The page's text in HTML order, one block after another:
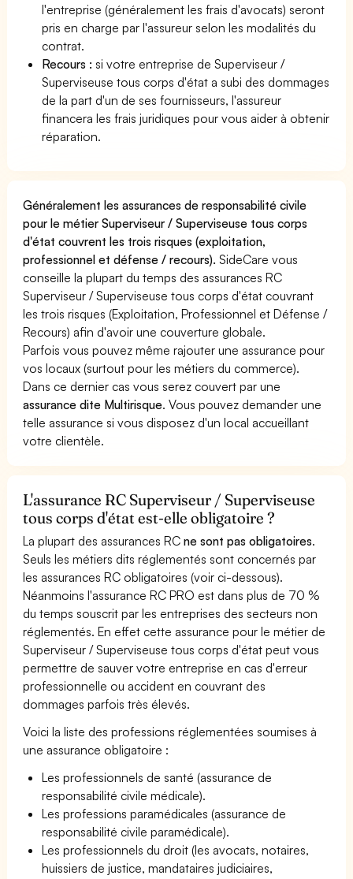
l'entreprise (généralement les frais d'avocats) seront
pris en charge par l'assureur selon les modalités du
contrat.
Recours : si votre entreprise de Superviseur /
Superviseuse tous corps d'état a subi des dommages
de la part d'un de ses fournisseurs, l'assureur
financera les frais juridiques pour vous aider à obtenir
réparation.
Généralement les assurances de responsabilité civile
pour le métier Superviseur / Superviseuse tous corps
d'état couvrent les trois risques (exploitation,
professionnel et défense / recours). SideCare vous
conseille la plupart du temps des assurances RC
Superviseur / Superviseuse tous corps d'état couvrant
les trois risques (Exploitation, Professionnel et Défense /
Recours) afin d'avoir une couverture globale.
Parfois vous pouvez même rajouter une assurance pour
vos locaux (surtout pour les métiers du commerce).
Dans ce dernier cas vous serez couvert par une
assurance dite Multirisque. Vous pouvez demander une
telle assurance si vous disposez d'un local accueillant
votre clientèle.
L'assurance RC Superviseur / Superviseuse
tous corps d'état est-elle obligatoire ?
La plupart des assurances RCne sont pas obligatoires.
Seuls les métiers dits réglementés sont concernés par
les assurances RC obligatoires (voir ci-dessous).
Néanmoins l'assurance RC PRO est dans plus de 70 %
du temps souscrit par les entreprises des secteurs non
réglementés. En effet cette assurance pour le métier de
Superviseur / Superviseuse tous corps d'état peut vous
permettre de sauver votre entreprise en cas d'erreur
professionnelle ou accident en couvrant des
dommages parfois très élevés.
Voici la liste des professions réglementées soumises à
une assurance obligatoire :
Les professionnels de santé (assurance de
responsabilité civile médicale).
Les professions paramédicales (assurance de
responsabilité civile paramédicale).
Les professionnels du droit (les avocats, notaires,
huissiers de justice, mandataires judiciaires,